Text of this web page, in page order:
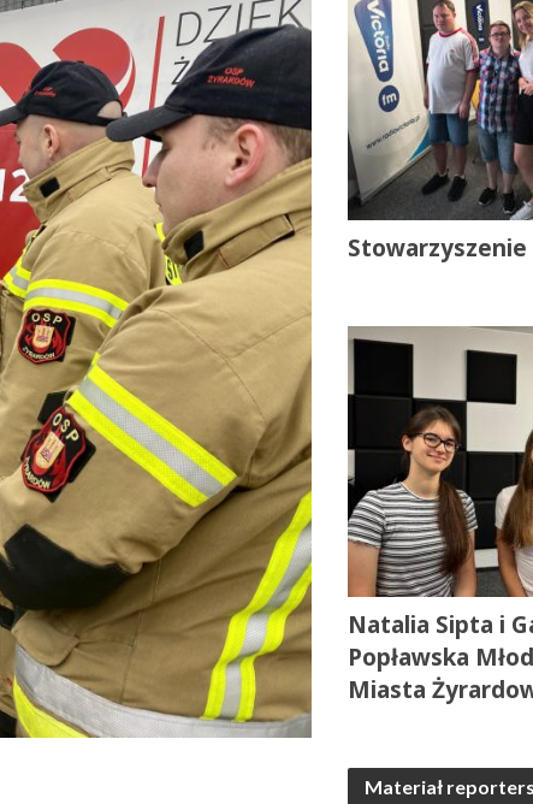
Natalia Sipta i
Popławska
Miasta
Materiał